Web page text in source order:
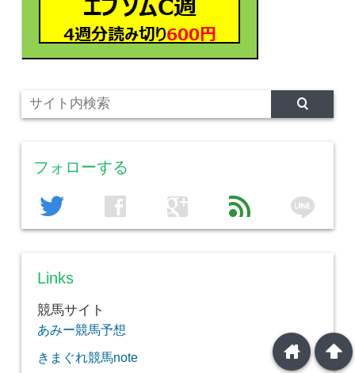
フォローする
twitter facebook google feed line
Links
競馬サイト
あみー競馬予想
きまぐれ競馬note
arrowup
home